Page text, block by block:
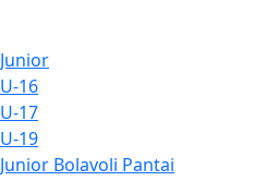
16
17
19
Bolavoli Pantai